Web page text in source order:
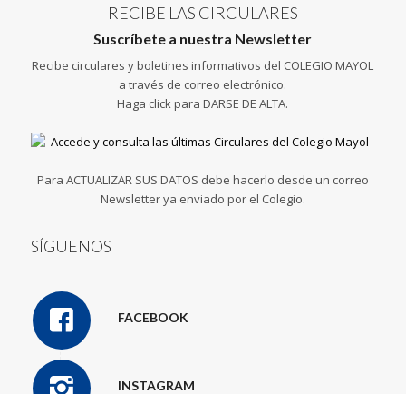
RECIBE LAS CIRCULARES
Suscríbete a nuestra Newsletter
Recibe circulares y boletines informativos del COLEGIO MAYOL
a través de correo electrónico.
Haga click para DARSE DE ALTA.
Para ACTUALIZAR SUS DATOS debe hacerlo desde un correo
Newsletter ya enviado por el Colegio.
SÍGUENOS
FACEBOOK
INSTAGRAM